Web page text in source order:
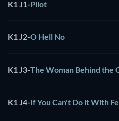
K1 J1-Pilot
K1 J2-O Hell No
K1 J3-The Woman Behind the
K1 J4-If You Can't Do it With